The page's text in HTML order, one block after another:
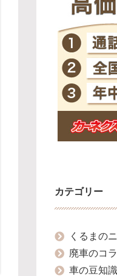
カテゴリー
くるまの
廃車のコ
車の豆知識